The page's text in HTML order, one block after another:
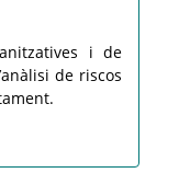
i de
de riscos